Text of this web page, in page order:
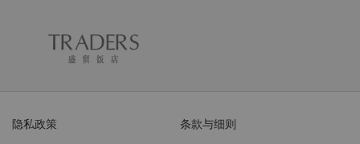
隐私政策 条款与细则